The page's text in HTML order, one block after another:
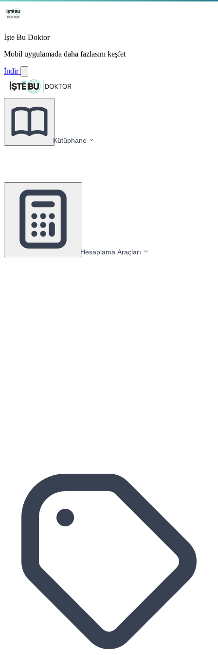
İşte Bu Doktor
Mobil uygulamada daha fazlasını keşfet
İndir
Kütüphane
Hesaplama Araçları